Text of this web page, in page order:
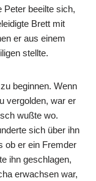
Peter beeilte sich,
Brett mit
er aus einem
stellte.
beginnen. Wenn
vergolden, war er
wußte wo.
sich über ihn
ob er ein Fremder
ihn geschlagen,
erwachsen war,